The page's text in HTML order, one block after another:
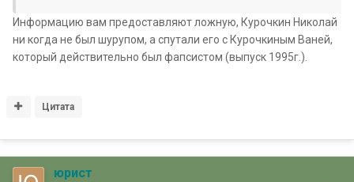
Информацию вам предоставляют ложную, Курочкин Николай
ни когда не был шурупом, а спутали его с Курочкиным Ваней,
который действительно был фапсистом (выпуск 1995г.).
Цитата
юрист